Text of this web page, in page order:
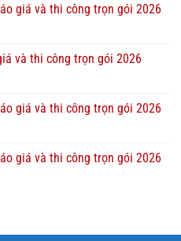
giá và thi công trọn gói 2026
và thi công trọn gói 2026
giá và thi công trọn gói 2026
giá và thi công trọn gói 2026